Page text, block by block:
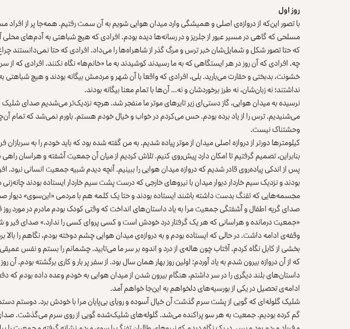
روز اول
با تصور این‌که از دروازه‌ی اصلی و همیشگی وارد میدان‌ هوایی شویم به آن سمت رفتیم. همه‌جا پر از افراد
مسلحی که گاهی در مسیر عبور از جلریز و در رسانه‌ها دیده بودم. افرادی که هیچ شباهتی به آدم‌های محلی
که حتا تصور شکل و شمایل‌شان خبر ترس و مرگ گذر از شاهراه‌ها را می‌داد. افرادی که حتا نمی‌دانستند
چه. افرادی که آن روز در هر ایستگاهی که به ما رسیدند کوشیدند به ما «خانم‌ها» نگاه نکنند. افرادی که
خشونت، بدبختی و حقارت می‌بارید. بلی، افرادی که واقعا با آن شهر و مردمش بیگانه بودند و هیچ شباهتی
نداشتند؛ نه زبان‌شان، نه طرز برخوردشان و نه… آن‌ها با تمام معنا بیگانه بودند.
نرسیده به میدان‌ هوایی، گاز دستی‌ای زیر تایرهای موتر ما منفجر شد. هرچه نزدیک‌تر می‌شدیم صدای شلیک
می‌شنیدیم. ترس را از یاد برده بودم. حس می‌کردم در خواب و خیال خودم هستم. باورم نمی‌شد که تمام
وحشتناک نیست.
کیلومترها دورتر از دروازه اصلی میدان از موتر پیاده شدیم. به من گفته شده بود که باید خودم را به سربازان
بنابراین، تصمیم گرفتیم تا امکان دارد پیش‌روی کنیم. تلاش کردیم از میان آن جمعیت آشفته و هراسان راهی
پس از اندکی پیاده‌روی قادر شدیم که دروازه میدان هوایی را ببینیم. آنچه دیدم شبیه جمعیت انسانی نبود.
بودند و نزدیک سیم خاردار دیوار میدان با نیروهای خارجی که درست پشت سیم خاردار ایستاده بودند
مجسمه‌هایی که تفنگ بدست داشته باشند ایستاده بودند و حتا یک کلمه هم با مردمی «این‌سوی» دیوار
صدای گریه اطفال و آشفتگی جمعیت مرا به یاد داستان‌های انداخت که وقتی کودک بودم مادرم در مورد
«جمعیت درمانده و هراسانی که هر یک گرفتار درد خودش است و کسی پروای کسی را ندارد.» صدای فیر و
وقفه‌ی ادامه داشت. در حالی که ایستاده بودم و به دروازه‌ی میدان هوایی چشم دوخته بودم، نگاهم را بالا
بخشی از کابل نگاه کردم. آفتاب ‌چون هاله‌ی از درد و اندوه بر سر ما می‌تابید. چشمانم را بستم و نفس
که از آن دروازه بیرون شدم به یاد آوردم: اولین روز بهار همان سال بود. از سفر پر بار و کاری برگشته بودم. آن‌
داستان‌های بلند دیگری را در سر داشتم، هنگام بیرون شدن از میدان هوایی به خودم وعده داده بودم که
ادامه‌ی تحصیل در یکی از بورسیه‌های دلخواهم به این‌جا خواهم آمد.
شلیک گلوله‌ای که گویی از پشت سرم گذشت آن خیال آسوده و رویای بی‌پایان مرا با خودش برد. دوستم
گم کرده بودیم. جمعیت به هر سو پراکنده می‌شد. گلوله‌های شلیک‌شده گویی از روی سرم می‌گذشت.